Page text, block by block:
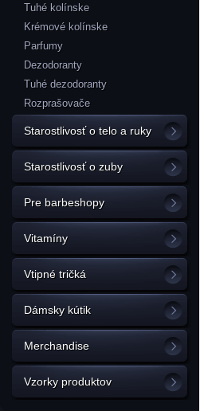
Tuhé kolínske
Krémové kolínske
Parfumy
Dezodoranty
Tuhé dezodoranty
Rozprašovače
Starostlivosť o telo a ruky
Starostlivosť o zuby
Pre barbeshopy
Vitamíny
Vtipné tričká
Dámsky kútik
Merchandise
Vzorky produktov